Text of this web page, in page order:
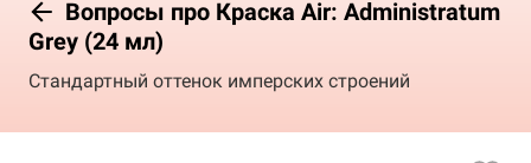
Вопросы про Краска Air: Administratum
Grey (24 мл)
Стандартный оттенок имперских строений